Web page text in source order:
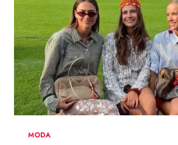
DE
SALTO
DA
HAVAIANAS?
MODA